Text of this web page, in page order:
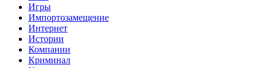
Игры
Импортозамещение
Интернет
Истории
Компании
Криминал